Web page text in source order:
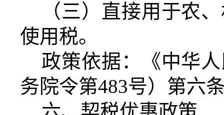
（三）直接用于农
使用税。
政策依据：《中华
务院令第483号）第六